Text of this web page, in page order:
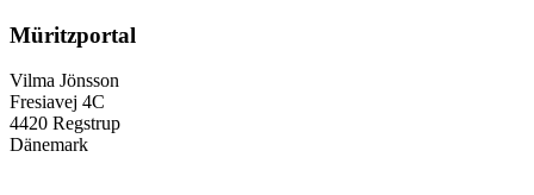
Müritzportal
Vilma Jönsson
Fresiavej 4C
4420 Regstrup
Dänemark